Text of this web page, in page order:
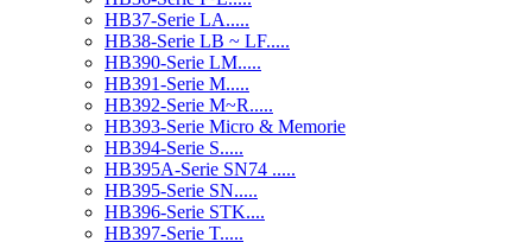
HB37-Serie LA.....
HB38-Serie LB ~ LF.....
HB390-Serie LM.....
HB391-Serie M.....
HB392-Serie M~R.....
HB393-Serie Micro & Memorie
HB394-Serie S.....
HB395A-Serie SN74 .....
HB395-Serie SN.....
HB396-Serie STK....
HB397-Serie T.....